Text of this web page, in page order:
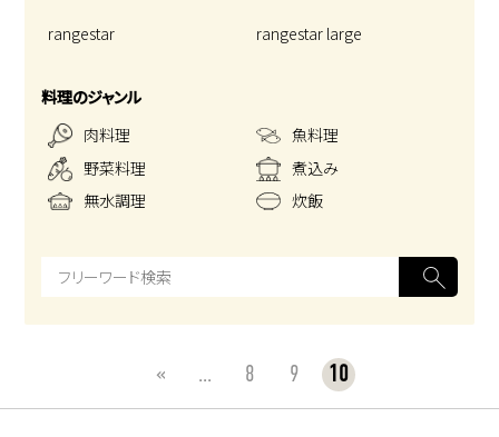
rangestar rangestar large
料理のジャンル
肉料理
魚料理
野菜料理
煮込み
無水調理
炊飯
« ... 8 9 10